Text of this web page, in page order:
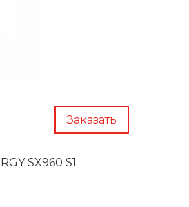
Заказать
SX960 S1